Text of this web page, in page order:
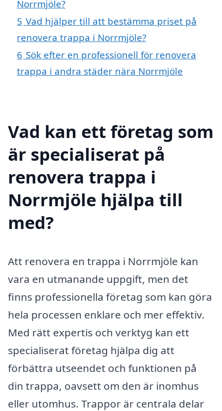
Norrmjöle?
5 Vad hjälper till att bestämma priset på
renovera trappa i Norrmjöle?
6 Sök efter en professionell för renovera
trappa i andra städer nära Norrmjöle
Vad kan ett företag som
är specialiserat på
renovera trappa i
Norrmjöle hjälpa till
med?
Att renovera en trappa i Norrmjöle kan
vara en utmanande uppgift, men det
finns professionella företag som kan göra
hela processen enklare och mer effektiv.
Med rätt expertis och verktyg kan ett
specialiserat företag hjälpa dig att
förbättra utseendet och funktionen på
din trappa, oavsett om den är inomhus
eller utomhus. Trappor är centrala delar